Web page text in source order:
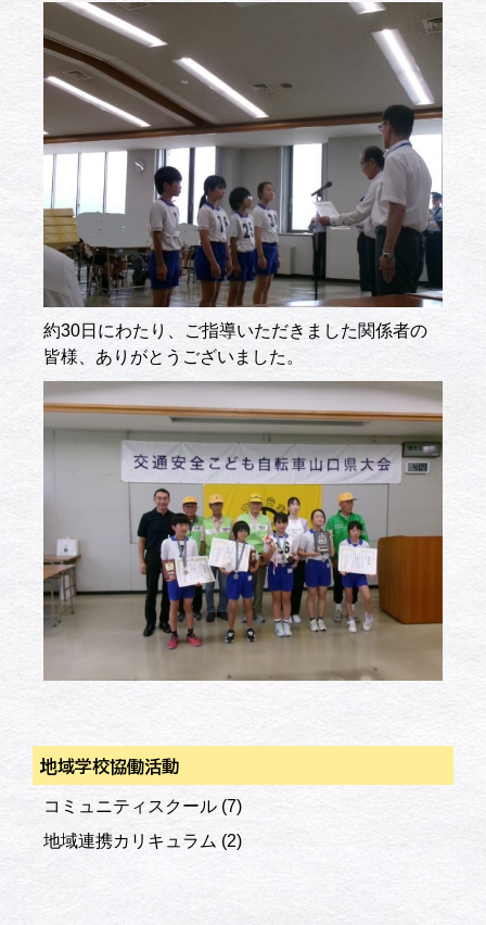
約30日にわたり、ご指導いただきました関係者の
皆様、ありがとうございました。
地域学校協働活動
コミュニティスクール (7)
地域連携カリキュラム (2)